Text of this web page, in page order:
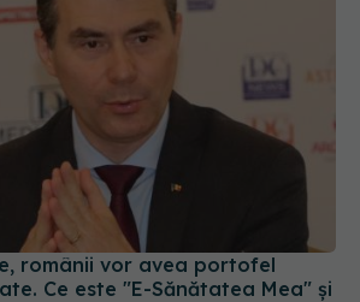
românii vor avea portofel
Ce este "E-Sănătatea Mea" și
pacienților